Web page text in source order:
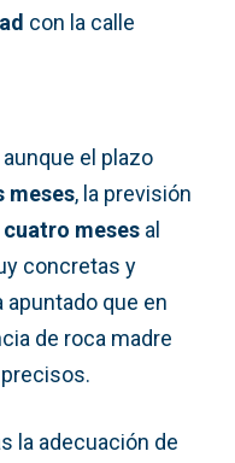
con la calle
el plazo
meses, la previsión
cuatro meses al
concretas y
apuntado que en
de roca madre
la adecuación de